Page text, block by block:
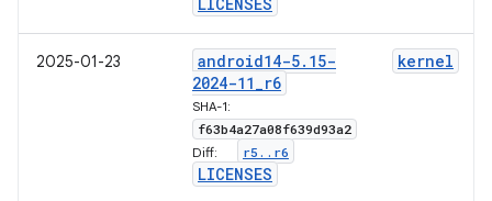
2025-01-23 android14-5. 15-
2024-11_r6
SHA-1:
f63b4a27a08f639d93a2
Diff: r5 . . r6
LICENSES
kernel